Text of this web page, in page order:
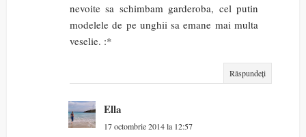
nevoite sa schimbam garderoba, cel putin
modelele de pe unghii sa emane mai multa
veselie. :*
Răspundeți
Ella
17 octombrie 2014 la 12:57